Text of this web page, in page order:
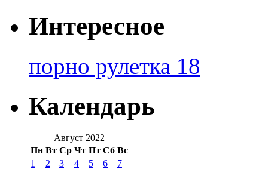
Интересное
порно рулетка 18
Календарь
Август 2022
Пн Вт Ср Чт Пт Сб Вс
1 2 3 4 5 6
7